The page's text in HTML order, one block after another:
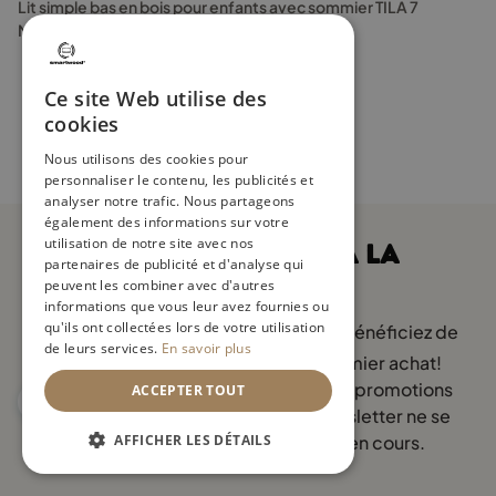
options
peuvent
être
choisies
page
produit
Lit simple bas en bois pour enfants avec sommier TILA 7
Montessori
INSCRIVEZ-VOUS À LA
NEWSLETTER
Inscrivez-vous à notre newsletter et bénéficiez de
5 % de réduction sur votre premier achat!
Aussi, ne manquez pas nos dernières promotions
et offres. À noter : La remise du newsletter ne se
cumule pas avec d’autres offres en cours.
Ce site Web utilise des
cookies
Nous utilisons des cookies pour
personnaliser le contenu, les publicités et
analyser notre trafic. Nous partageons
également des informations sur votre
utilisation de notre site avec nos
partenaires de publicité et d'analyse qui
peuvent les combiner avec d'autres
informations que vous leur avez fournies ou
qu'ils ont collectées lors de votre utilisation
de leurs services. En savoir plus
ACCEPTER TOUT
AFFICHER LES DÉTAILS